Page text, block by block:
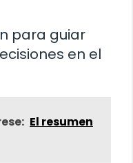
para guiar
en el
El resumen